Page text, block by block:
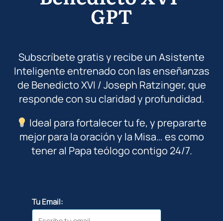
GPT
Subscríbete gratis y recibe un Asistente
Inteligente entrenado con las enseñanzas
de Benedicto XVI / Joseph Ratzinger, que
responde con su claridad y profundidad.
Ideal para fortalecer tu fe, y prepararte
mejor para la oración y la Misa… es como
tener al Papa teólogo contigo 24/7.
Tu Email: